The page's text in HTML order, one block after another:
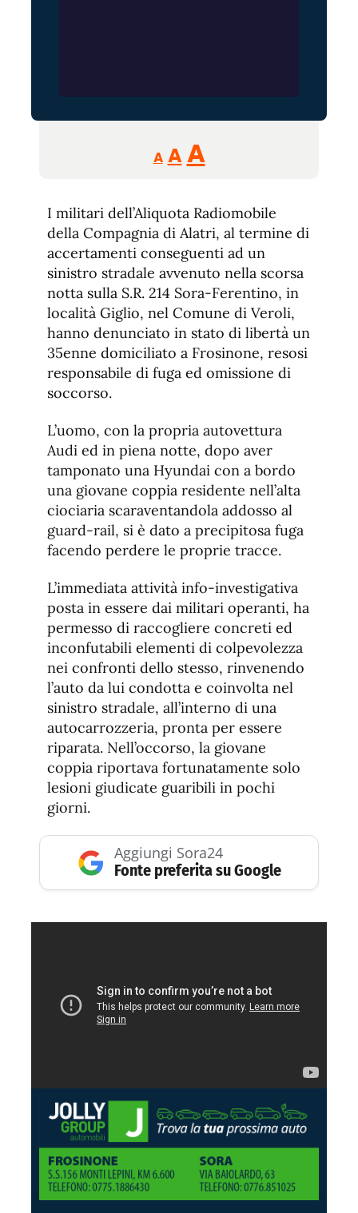
A
Reducir
tamaño
A Restablecer
de
fuente
AAumentar
de
fuente.
I militari dell’Aliquota Radiomobile
della Compagnia di Alatri, al termine di
accertamenti conseguenti ad un
sinistro stradale avvenuto nella scorsa
notta sulla S.R. 214 Sora-Ferentino, in
località Giglio, nel Comune di Veroli,
hanno denunciato in stato di libertà un
35enne domiciliato a Frosinone, resosi
responsabile di fuga ed omissione di
soccorso.
L’uomo, con la propria autovettura
Audi ed in piena notte, dopo aver
tamponato una Hyundai con a bordo
una giovane coppia residente nell’alta
ciociaria scaraventandola addosso al
guard-rail, si è dato a precipitosa fuga
facendo perdere le proprie tracce.
L’immediata attività info-investigativa
posta in essere dai militari operanti, ha
permesso di raccogliere concreti ed
inconfutabili elementi di colpevolezza
nei confronti dello stesso, rinvenendo
l’auto da lui condotta e coinvolta nel
sinistro stradale, all’interno di una
autocarrozzeria, pronta per essere
riparata. Nell’occorso, la giovane
coppia riportava fortunatamente solo
lesioni giudicate guaribili in pochi
giorni.
Aggiungi Sora24
Fonte preferita su Google